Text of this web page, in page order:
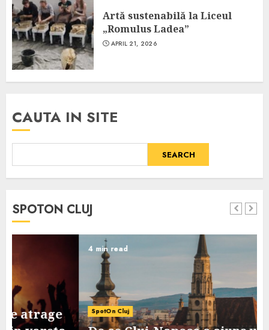
Artă sustenabilă la Liceul
„Romulus Ladea”
APRIL 21, 2026
CAUTA IN SITE
SEARCH
SPOTON CLUJ
SpotOn Cluj